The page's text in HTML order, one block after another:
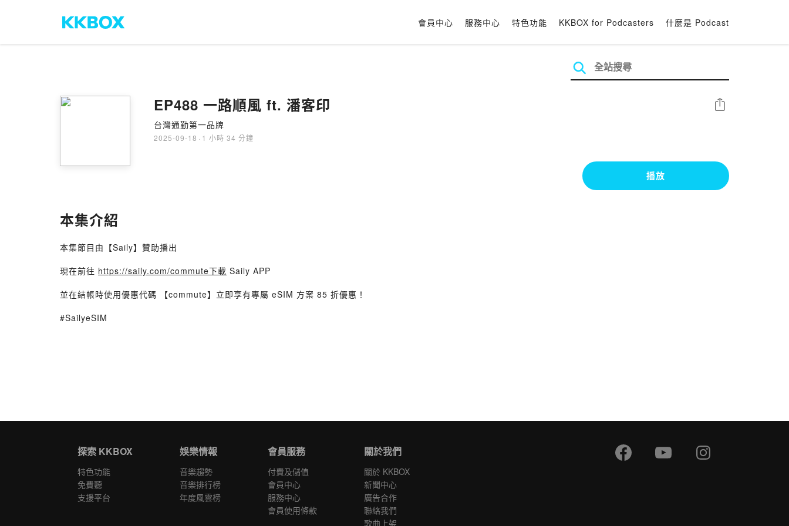
會員中心 服務中心 特色功能 KKBOX for Podcasters 什麼是 Podcast
EP488 一路順風 ft. 潘客印
台灣通勤第一品牌
2025-09-18 · 1 小時 34 分鐘
分享
播放
本集介紹
本集節目由【Saily】贊助播出
現在前往 https://saily.com/commute下載 Saily APP
並在結帳時使用優惠代碼 【commute】立即享有專屬 eSIM 方案 85 折優惠！
#SailyeSIM
探索 KKBOX
特色功能
免費聽
支援平台
娛樂情報
音樂趨勢
音樂排行榜
年度風雲榜
會員服務
付費及儲值
會員中心
服務中心
會員使用條款
關於我們
關於 KKBOX
新聞中心
廣告合作
聯絡我們
歌曲上架